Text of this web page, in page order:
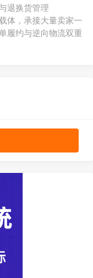
退换货管理
体，承接大量卖家一
履约与逆向物流双重